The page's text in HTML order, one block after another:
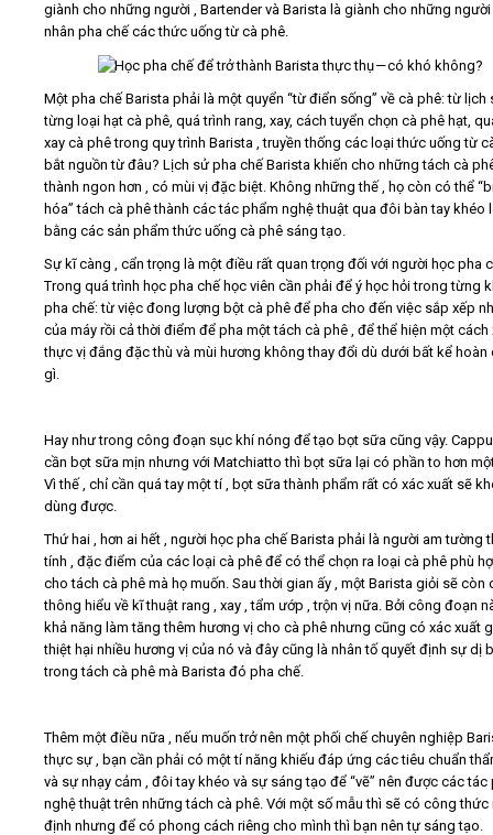
giành cho những người , Bartender và Barista là giành cho những
nhân pha chế các thức uống từ cà phê.
Một pha chế Barista phải là một quyển “từ điển sống” về cà phê: từ lịch
từng loại hạt cà phê, quá trình rang, xay, cách tuyển chọn cà phê hạt,
xay cà phê trong quy trình Barista , truyền thống các loại thức uống từ
bắt nguồn từ đâu? Lịch sử pha chế Barista khiến cho những tách cà
thành ngon hơn , có mùi vị đặc biệt. Không những thế , họ còn có thể
hóa” tách cà phê thành các tác phẩm nghệ thuật qua đôi bàn tay khéo
bằng các sản phẩm thức uống cà phê sáng tạo.
Sự kĩ càng , cẩn trọng là một điều rất quan trọng đối với người học pha
Trong quá trình học pha chế học viên cần phải để ý học hỏi trong từng
pha chế: từ việc đong lượng bột cà phê để pha cho đến việc sắp xếp
của máy rồi cả thời điểm để pha một tách cà phê , để thể hiện một cách
thực vị đắng đặc thù và mùi hương không thay đổi dù dưới bất kể hoàn
gì.
Hay như trong công đoạn sục khí nóng để tạo bọt sữa cũng vậy.
cần bọt sữa mịn nhưng với Matchiatto thì bọt sữa lại có phần to hơn
Vì thế , chỉ cần quá tay một tí , bọt sữa thành phẩm rất có xác xuất sẽ
dùng được.
Thứ hai , hơn ai hết , người học pha chế Barista phải là người am tường
tính , đặc điểm của các loại cà phê để có thể chọn ra loại cà phê phù
cho tách cà phê mà họ muốn. Sau thời gian ấy , một Barista giỏi sẽ còn
thông hiểu về kĩ thuật rang , xay , tẩm ướp , trộn vị nữa. Bởi công đoạn
khả năng làm tăng thêm hương vị cho cà phê nhưng cũng có xác xuất
thiệt hại nhiều hương vị của nó và đây cũng là nhân tố quyết định sự dị
trong tách cà phê mà Barista đó pha chế.
Thêm một điều nữa , nếu muốn trở nên một phối chế chuyên nghiệp
thực sự , bạn cần phải có một tí năng khiếu đáp ứng các tiêu chuẩn
và sự nhạy cảm , đôi tay khéo và sự sáng tạo để “vẽ” nên được các tác
nghệ thuật trên những tách cà phê. Với một số mẫu thì sẽ có công thức
định nhưng để có phong cách riêng cho mình thì bạn nên tự sáng tạo.